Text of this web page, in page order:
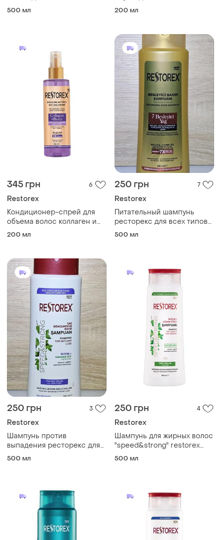
волос "коллаген и биотин"
500 мл
restorex 200мл ресторекс
200 мл
345 грн 6
Restorex
Кондиционер-спрей для
объема волос коллаген и
биотин 200мл ресторекс
200 мл
250 грн 7
Restorex
Питательный шампунь
ресторекс для всех типов
волос "7 масел" 500 мл
500 мл
250 грн 3
Restorex
Шампунь против
выпадения ресторекс для
всех типов волос
500 мл
250 грн 4
Restorex
Шампунь для жирных волос
"speed&strong" restorex
500 мл
500 мл